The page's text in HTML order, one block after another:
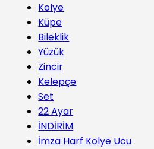
Kolye
Küpe
Bileklik
Yüzük
Zincir
Kelepçe
Set
22 Ayar
İNDİRİM
İmza Harf Kolye Ucu